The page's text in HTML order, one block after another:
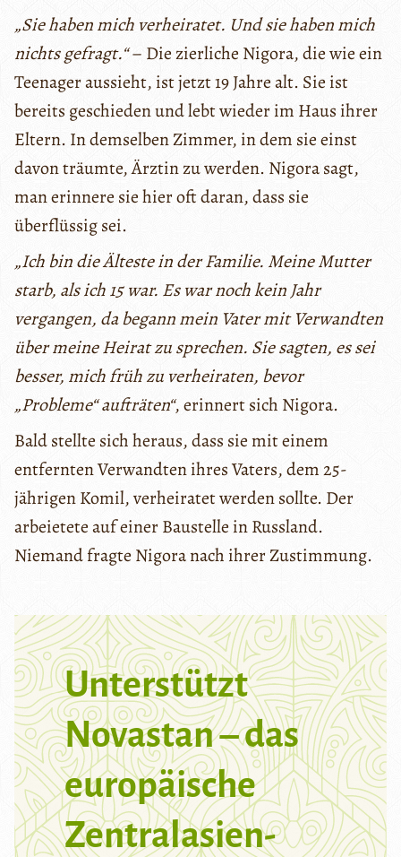
„Sie haben mich verheiratet. Und sie haben mich
nichts gefragt.“– Die zierliche Nigora, die wie ein
Teenager aussieht, ist jetzt 19 Jahre alt. Sie ist
bereits geschieden und lebt wieder im Haus ihrer
Eltern. In demselben Zimmer, in dem sie einst
davon träumte, Ärztin zu werden. Nigora sagt,
man erinnere sie hier oft daran, dass sie
überflüssig sei.
„Ich bin die Älteste in der Familie. Meine Mutter
starb, als ich 15 war. Es war noch kein Jahr
vergangen, da begann mein Vater mit Verwandten
über meine Heirat zu sprechen. Sie sagten, es sei
besser, mich früh zu verheiraten, bevor
„Probleme“ aufträten“, erinnert sich Nigora.
Bald stellte sich heraus, dass sie mit einem
entfernten Verwandten ihres Vaters, dem 25-
jährigen Komil, verheiratet werden sollte. Der
arbeietete auf einer Baustelle in Russland.
Niemand fragte Nigora nach ihrer Zustimmung.
Unterstützt
Novastan – das
europäische
Zentralasien-